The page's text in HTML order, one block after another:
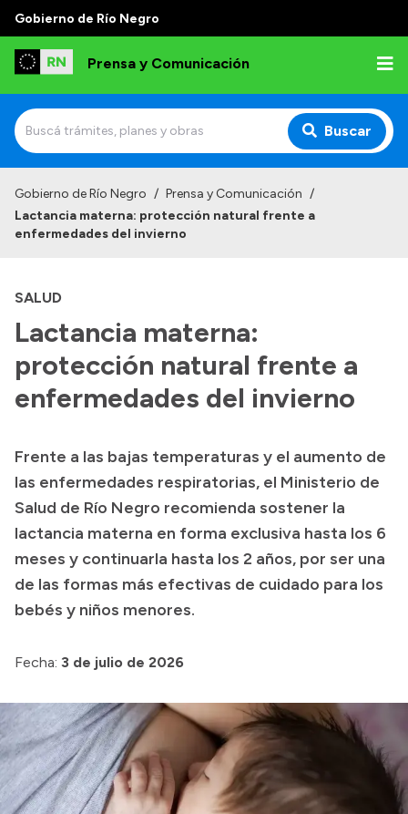
Gobierno de Río Negro
Prensa y Comunicación
Buscar
Institucional
Referentes de prensa
Archivo de noticias
Transparencia
Boletín Oficial
Compras y licitaciones
Consulta de expedientes
Consulta de pago a proveedores
Convocatorias
Intranet
Gobierno de Río Negro / Prensa y Comunicación /
Lactancia materna: protección natural frente a
enfermedades del invierno
SALUD
Lactancia materna:
protección natural frente a
enfermedades del invierno
Frente a las bajas temperaturas y el aumento de
las enfermedades respiratorias, el Ministerio de
Salud de Río Negro recomienda sostener la
lactancia materna en forma exclusiva hasta los 6
meses y continuarla hasta los 2 años, por ser una
de las formas más efectivas de cuidado para los
bebés y niños menores.
Fecha: 3 de julio de 2026